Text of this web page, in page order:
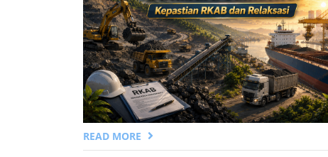
READ MORE